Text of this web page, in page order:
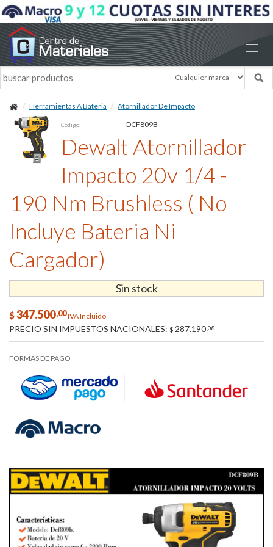
Herramientas A Bateria Atornillador De Impacto
Código: DCF809B
Dewalt Atornillador
Impacto 20v 1/4 -
190 Nm Brushless ( No
Incluye Bateria Ni
Cargador)
Sin stock
$347.500,00IVA Incluido
PRECIO SIN IMPUESTOS NACIONALES: $ 287.190 ,08
FORMAS DE PAGO